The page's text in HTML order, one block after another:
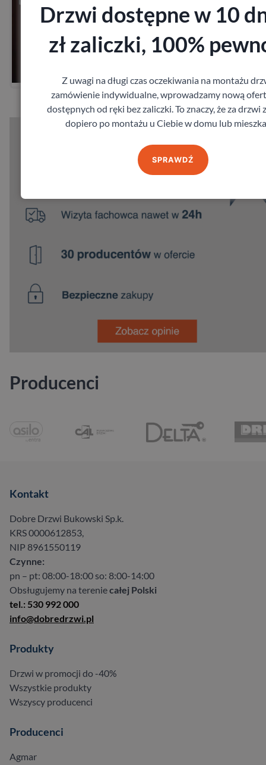
Zobacz
Producenci
Kontakt
Dobre Drzwi Bukowski Sp.k.
KRS 0000612853,
NIP 8961550119
Czynne:
pn – pt: 08:00-18:00 so: 8:00-14:00
Obsługujemy na tereniecałej Polski
tel.: 530 992 000
info@dobredrzwi.pl
Produkty
Drzwi w promocji do -40%
Wszystkie produkty
Wszyscy producenci
Producenci
Agmar
Drzwi dostępne w 10
zł zaliczki, 100%
Z uwagi na długi czas oczekiwania na montażu
zamówienie indywidualne, wprowadzamy nową
dostępnych od ręki bez zaliczki. To znaczy, że za drzwi
dopiero po montażu u Ciebie w domu lub
SPRAWDŹ